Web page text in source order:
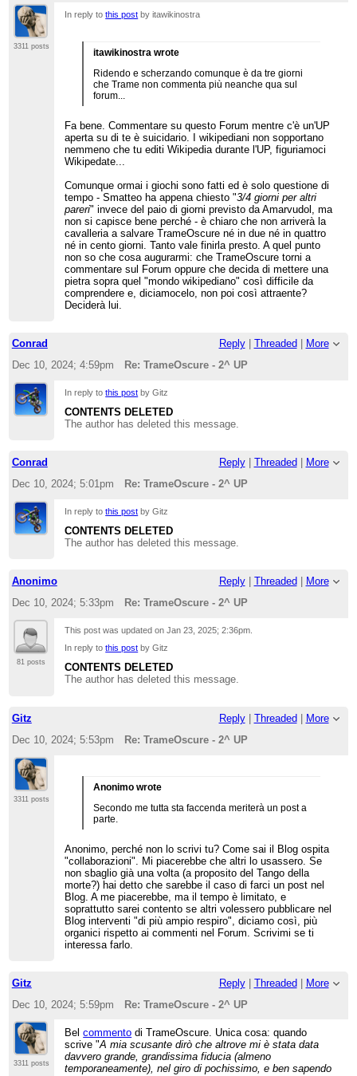
3311 posts
In reply tothis post by itawikinostra
itawikinostra wrote
Ridendo e scherzando comunque è da tre giorni
che Trame non commenta più neanche qua sul
forum...
Fa bene. Commentare su questo Forum mentre c'è un'UP
aperta su di te è suicidario. I wikipediani non sopportano
nemmeno che tu editi Wikipedia durante l'UP, figuriamoci
Wikipedate...
Comunque ormai i giochi sono fatti ed è solo questione di
tempo - Smatteo ha appena chiesto "3/4 giorni per altri
pareri" invece del paio di giorni previsto da Amarvudol, ma
non si capisce bene perché - è chiaro che non arriverà la
cavalleria a salvare TrameOscure né in due né in quattro
né in cento giorni. Tanto vale finirla presto. A quel punto
non so che cosa augurarmi: che TrameOscure torni a
commentare sul Forum oppure che decida di mettere una
pietra sopra quel "mondo wikipediano" così difficile da
comprendere e, diciamocelo, non poi così attraente?
Deciderà lui.
Conrad Reply| Threaded
More
Dec 10, 2024; 4:59pm
Re: TrameOscure - 2^ UP
In reply tothis post by Gitz
CONTENTS DELETED
The author has deleted this message.
Conrad Reply| Threaded
More
Dec 10, 2024; 5:01pm
Re: TrameOscure - 2^ UP
In reply tothis post by Gitz
CONTENTS DELETED
The author has deleted this message.
Anonimo Reply| Threaded
More
Dec 10, 2024; 5:33pm
Re: TrameOscure - 2^ UP
81 posts
This post was updated onJan 23, 2025; 2:36pm
In reply tothis post by Gitz
CONTENTS DELETED
The author has deleted this message.
Gitz Reply| Threaded
More
Dec 10, 2024; 5:53pm
Re: TrameOscure - 2^ UP
3311 posts
Anonimo wrote
Secondo me tutta sta faccenda meriterà un post a
parte.
Anonimo, perché non lo scrivi tu? Come sai il Blog ospita
"collaborazioni". Mi piacerebbe che altri lo usassero. Se
non sbaglio già una volta (a proposito del Tango della
morte?) hai detto che sarebbe il caso di farci un post nel
Blog. A me piacerebbe, ma il tempo è limitato, e
soprattutto sarei contento se altri volessero pubblicare nel
Blog interventi "di più ampio respiro", diciamo così, più
organici rispetto ai commenti nel Forum. Scrivimi se ti
interessa farlo.
Gitz Reply| Threaded | More
Dec 10, 2024; 5:59pm
Re: TrameOscure - 2^ UP
3311 posts
Belcommento di TrameOscure. Unica cosa: quando
scrive "A mia scusante dirò che altrove mi è stata data
davvero grande, grandissima fiducia (almeno
temporaneamente), nel giro di pochissimo, e ben sapendo